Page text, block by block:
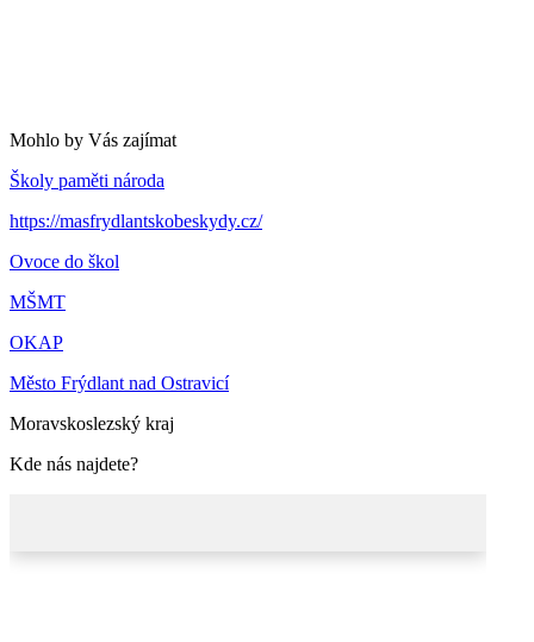
Mohlo by Vás zajímat
Školy paměti národa
https://masfrydlantskobeskydy.cz/
Ovoce do škol
MŠMT
OKAP
Město Frýdlant nad Ostravicí
Moravskoslezský kraj
Kde nás najdete?